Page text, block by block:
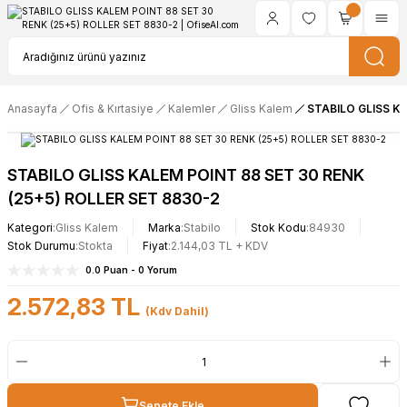
Anasayfa Ofis & Kırtasiye Kalemler Gliss Kalem STABILO GLISS
STABILO GLISS KALEM POINT 88 SET 30 RENK
(25+5) ROLLER SET 8830-2
Kategori Gliss Kalem Marka Stabilo Stok Kodu 84930
Stok Durumu Stokta Fiyat 2.144,03 TL + KDV
0.0 Puan - 0 Yorum
2.572,83 TL (Kdv Dahil)